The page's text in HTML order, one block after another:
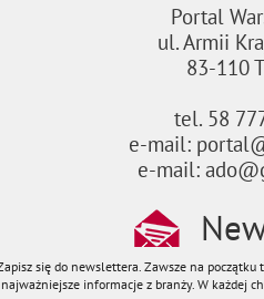
Portal
ul. Armii
83-110
tel. 58
e-mail:
e-mail:
się do newslettera. Zawsze na
najważniejsze informacje z branży. W każdej